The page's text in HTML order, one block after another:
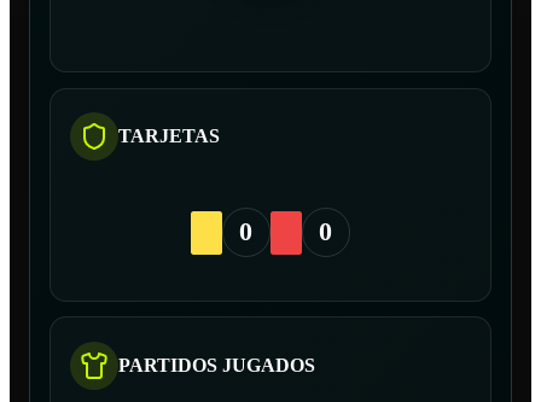
TARJETAS
0 0
PARTIDOS JUGADOS